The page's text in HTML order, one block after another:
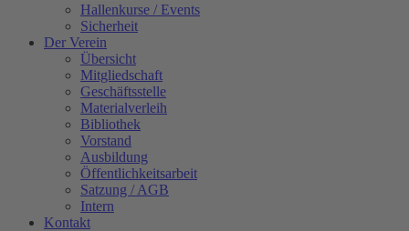
Hallenkurse / Events
Sicherheit
Der Verein
Übersicht
Mitgliedschaft
Geschäftsstelle
Materialverleih
Bibliothek
Vorstand
Ausbildung
Öffentlichkeitsarbeit
Satzung / AGB
Intern
Kontakt